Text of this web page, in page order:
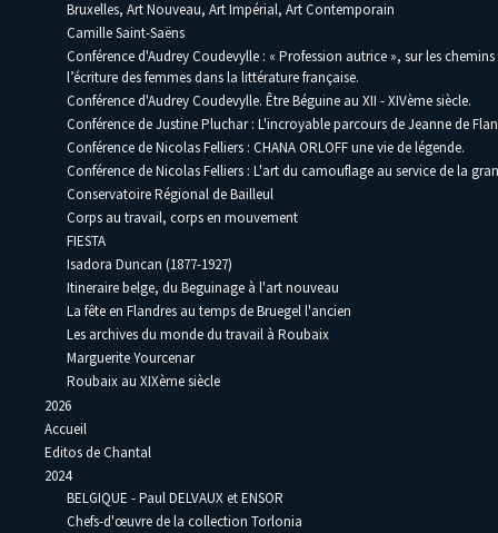
Bruxelles, Art Nouveau, Art Impérial, Art Contemporain
Camille Saint-Saëns
Conférence d'Audrey Coudevylle : « Profession autrice », sur les
l’écriture des femmes dans la littérature française.
Conférence d'Audrey Coudevylle. Être Béguine au XII - XIVème siècle.
Conférence de Justine Pluchar : L'incroyable parcours de Jeanne de
Conférence de Nicolas Felliers : CHANA ORLOFF une vie de légende.
Conférence de Nicolas Felliers : L'art du camouflage au service de la
Conservatoire Régional de Bailleul
Corps au travail, corps en mouvement
FIESTA
Isadora Duncan (1877-1927)
Itineraire belge, du Beguinage à l'art nouveau
La fête en Flandres au temps de Bruegel l'ancien
Les archives du monde du travail à Roubaix
Marguerite Yourcenar
Roubaix au XIXème siècle
2026
Accueil
Editos de Chantal
2024
BELGIQUE - Paul DELVAUX et ENSOR
Chefs-d'œuvre de la collection Torlonia